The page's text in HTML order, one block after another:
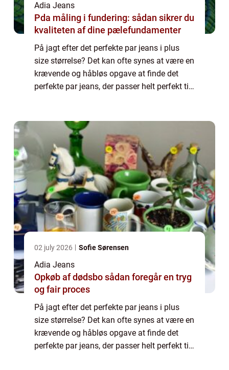
Adia Jeans
Pda måling i fundering: sådan sikrer du
kvaliteten af dine pælefundamenter
På jagt efter det perfekte par jeans i plus
size størrelse? Det kan ofte synes at være en
krævende og håbløs opgave at finde det
perfekte par jeans, der passer helt perfekt til
02 july 2026 Sofie Sørensen
Adia Jeans
Opkøb af dødsbo sådan foregår en tryg
og fair proces
På jagt efter det perfekte par jeans i plus
size størrelse? Det kan ofte synes at være en
krævende og håbløs opgave at finde det
perfekte par jeans, der passer helt perfekt til